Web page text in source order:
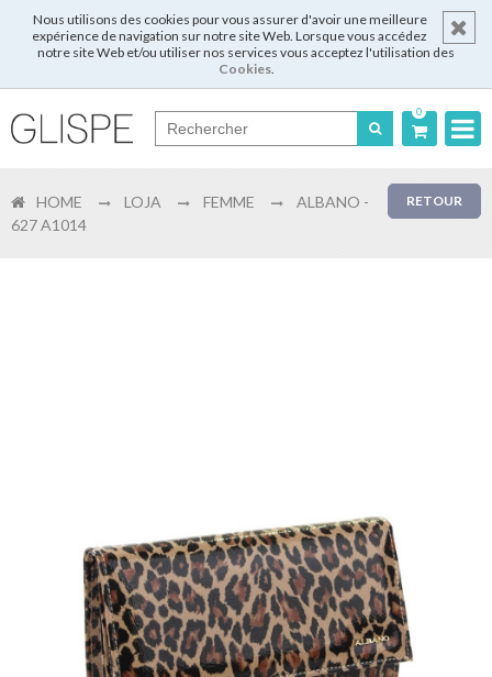
Nous utilisons des cookies pour vous assurer d'avoir une meilleure
expérience de navigation sur notre site Web. Lorsque vous accédez
notre site Web et/ou utiliser nos services vous acceptez l'utilisation des
Cookies.
0
English
Mon
panier
Glispe
RETOUR
HOME LOJA FEMME
ALBANO -
627 A1014